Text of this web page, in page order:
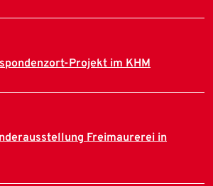
Projekt im KHM
Freimaurerei in